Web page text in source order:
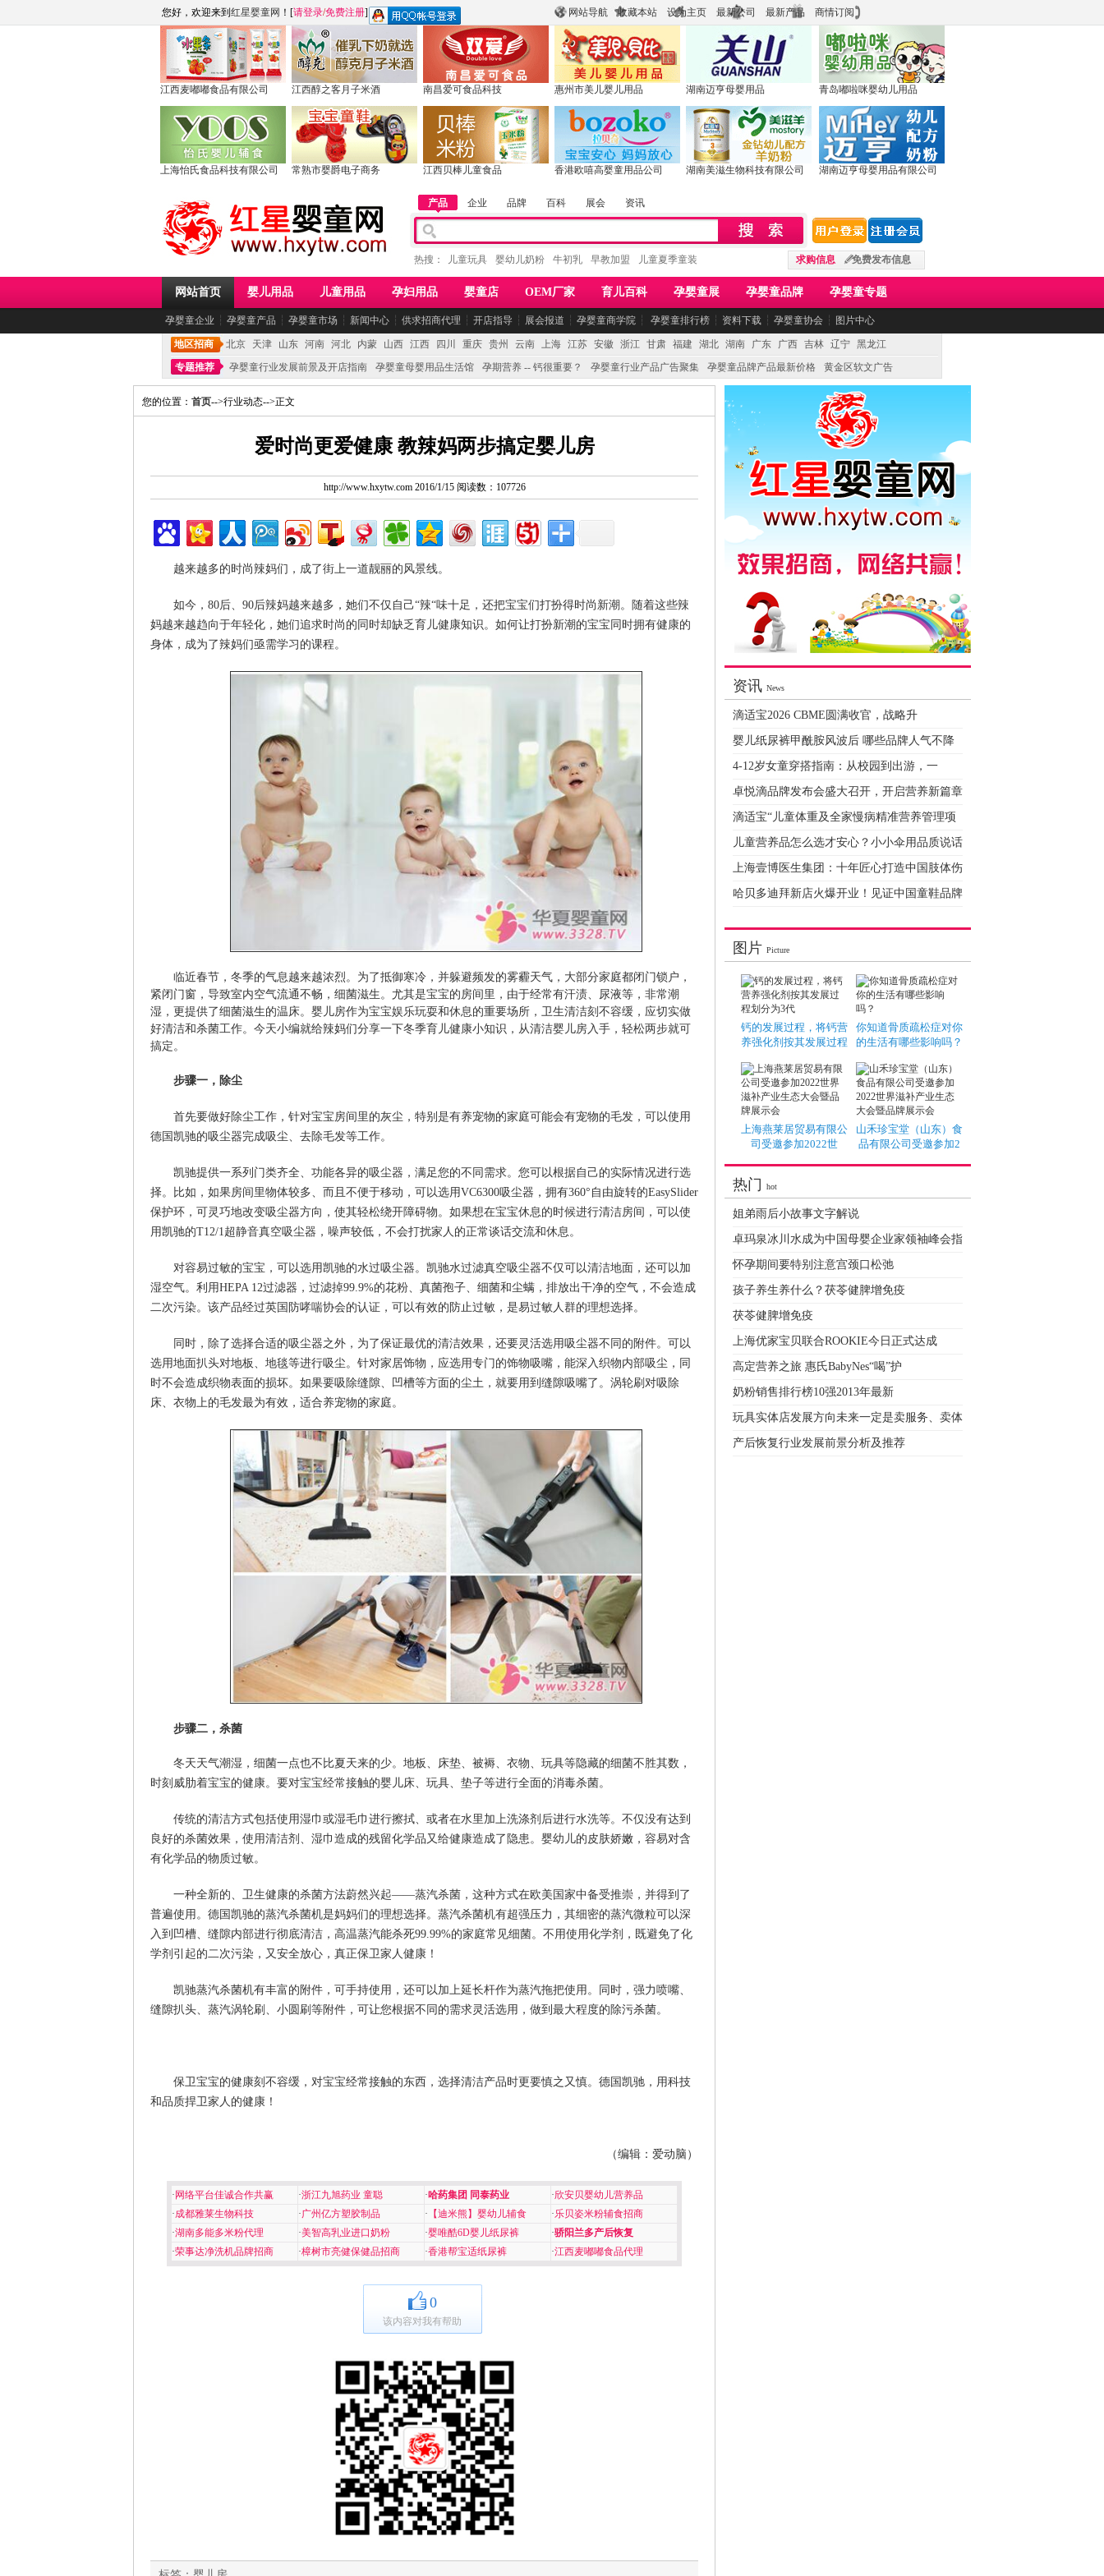
网站导航 收藏本站 设为主页 最新公司 最新产品 商情订阅
您好，欢迎来到 红星婴童网 ！[请登录/免费注册]
江西麦嘟嘟食品有限公司 江西醇之客月子米酒 南昌爱可食品科技 惠州市美儿婴儿用品 湖南迈亨母婴用品 青岛嘟啦咪婴幼儿用品
上海怡氏食品科技有限公司 常熟市婴爵电子商务 江西贝棒儿童食品 香港欧嘻高婴童用品公司 湖南美滋生物科技有限公司 湖南迈亨母婴用品有限公司
产品 企业 品牌 百科 展会 资讯
求购信息 免费发布信息
热搜： 儿童玩具 婴幼儿奶粉 牛初乳 早教加盟 儿童夏季童装
网站首页 婴儿用品 儿童用品 孕妇用品 婴童店 OEM厂家 育儿百科 孕婴童展 孕婴童品牌 孕婴童专题
孕婴童企业 ┆ 孕婴童产品 ┆ 孕婴童市场 ┆ 新闻中心 ┆ 供求招商代理 ┆ 开店指导 ┆ 展会报道 ┆ 孕婴童商学院 ┆ 孕婴童排行榜 ┆ 资料下载 ┆ 孕婴童协会 ┆ 图片中心
地区招商 北京 天津 山东 河南 河北 内蒙 山西 江西 四川 重庆 贵州 云南 上海 江苏 安徽 浙江 甘肃 福建 湖北 湖南 广东 广西 吉林 辽宁 黑龙江
专题推荐
孕婴童行业发展前景及开店指南 孕婴童母婴用品生活馆 孕期营养 -- 钙很重要？ 孕婴童行业产品广告聚集 孕婴童品牌产品最新价格 黄金区软文广告
您的位置： 首页-->行业动态-->正文
爱时尚更爱健康 教辣妈两步搞定婴儿房
http://www.hxytw.com 2016/1/15 阅读数：107726
越来越多的时尚辣妈们，成了街上一道靓丽的风景线。
如今，80后、90后辣妈越来越多，她们不仅自己“辣“味十足，还把宝宝们打扮得时尚新潮。随着这些辣
妈越来越趋向于年轻化，她们追求时尚的同时却缺乏育儿健康知识。如何让打扮新潮的宝宝同时拥有健康的
身体，成为了辣妈们亟需学习的课程。
临近春节，冬季的气息越来越浓烈。为了抵御寒冷，并躲避频发的雾霾天气，大部分家庭都闭门锁户，
紧闭门窗，导致室内空气流通不畅，细菌滋生。尤其是宝宝的房间里，由于经常有汗渍、尿液等，非常潮
湿，更提供了细菌滋生的温床。婴儿房作为宝宝娱乐玩耍和休息的重要场所，卫生清洁刻不容缓，应切实做
好清洁和杀菌工作。今天小编就给辣妈们分享一下冬季育儿健康小知识，从清洁婴儿房入手，轻松两步就可
搞定。
步骤一，除尘
首先要做好除尘工作，针对宝宝房间里的灰尘，特别是有养宠物的家庭可能会有宠物的毛发，可以使用
德国凯驰的吸尘器完成吸尘、去除毛发等工作。
凯驰提供一系列门类齐全、功能各异的吸尘器，满足您的不同需求。您可以根据自己的实际情况进行选
择。比如，如果房间里物体较多、而且不便于移动，可以选用VC6300吸尘器，拥有360°自由旋转的EasySlider
保护环，可灵巧地改变吸尘器方向，使其轻松绕开障碍物。如果想在宝宝休息的时候进行清洁房间，可以使
用凯驰的T12/1超静音真空吸尘器，噪声较低，不会打扰家人的正常谈话交流和休息。
对容易过敏的宝宝，可以选用凯驰的水过吸尘器。凯驰水过滤真空吸尘器不仅可以清洁地面，还可以加
湿空气。利用HEPA 12过滤器，过滤掉99.9%的花粉、真菌孢子、细菌和尘螨，排放出干净的空气，不会造成
二次污染。该产品经过英国防哮喘协会的认证，可以有效的防止过敏，是易过敏人群的理想选择。
同时，除了选择合适的吸尘器之外，为了保证最优的清洁效果，还要灵活选用吸尘器不同的附件。可以
选用地面扒头对地板、地毯等进行吸尘。针对家居饰物，应选用专门的饰物吸嘴，能深入织物内部吸尘，同
时不会造成织物表面的损坏。如果要吸除缝隙、凹槽等方面的尘土，就要用到缝隙吸嘴了。涡轮刷对吸除
床、衣物上的毛发最为有效，适合养宠物的家庭。
步骤二，杀菌
冬天天气潮湿，细菌一点也不比夏天来的少。地板、床垫、被褥、衣物、玩具等隐藏的细菌不胜其数，
时刻威肋着宝宝的健康。要对宝宝经常接触的婴儿床、玩具、垫子等进行全面的消毒杀菌。
传统的清洁方式包括使用湿巾或湿毛巾进行擦拭、或者在水里加上洗涤剂后进行水洗等。不仅没有达到
良好的杀菌效果，使用清洁剂、湿巾造成的残留化学品又给健康造成了隐患。婴幼儿的皮肤娇嫩，容易对含
有化学品的物质过敏。
一种全新的、卫生健康的杀菌方法蔚然兴起——蒸汽杀菌，这种方式在欧美国家中备受推崇，并得到了
普遍使用。德国凯驰的蒸汽杀菌机是妈妈们的理想选择。蒸汽杀菌机有超强压力，其细密的蒸汽微粒可以深
入到凹槽、缝隙内部进行彻底清洁，高温蒸汽能杀死99.99%的家庭常见细菌。不用使用化学剂，既避免了化
学剂引起的二次污染，又安全放心，真正保卫家人健康！
凯驰蒸汽杀菌机有丰富的附件，可手持使用，还可以加上延长杆作为蒸汽拖把使用。同时，强力喷嘴、
缝隙扒头、蒸汽涡轮刷、小圆刷等附件，可让您根据不同的需求灵活选用，做到最大程度的除污杀菌。
保卫宝宝的健康刻不容缓，对宝宝经常接触的东西，选择清洁产品时更要慎之又慎。德国凯驰，用科技
和品质捍卫家人的健康！
（编辑：爱动脑）
· 网络平台佳诚合作共赢 ·浙江九旭药业 童聪 ·哈药集团 同泰药业 ·欣安贝婴幼儿营养品
·成都雅莱生物科技 ·广州亿方塑胶制品 · 【迪米熊】婴幼儿辅食 ·乐贝姿米粉辅食招商
·湖南多能多米粉代理 ·美智高乳业进口奶粉 ·婴唯酷6D婴儿纸尿裤 ·骄阳兰多产后恢复
·荣事达净洗机品牌招商 ·樟树市亮健保健品招商 ·香港帮宝适纸尿裤 ·江西麦嘟嘟食品代理
0
该内容对我有帮助
资讯 News
滴适宝2026 CBME圆满收官，战略升
婴儿纸尿裤甲酰胺风波后 哪些品牌人气不降
4-12岁女童穿搭指南：从校园到出游，一
卓悦滴品牌发布会盛大召开，开启营养新篇章
滴适宝“儿童体重及全家慢病精准营养管理项
儿童营养品怎么选才安心？小小伞用品质说话
上海壹博医生集团：十年匠心打造中国肢体伤
哈贝多迪拜新店火爆开业！见证中国童鞋品牌
图片 Picture
钙的发展过程，将钙营
养强化剂按其发展过程
你知道骨质疏松症对你
的生活有哪些影响吗？
上海燕莱居贸易有限公
司受邀参加2022世
山禾珍宝堂（山东）食
品有限公司受邀参加2
热门 hot
姐弟雨后小故事文字解说
卓玛泉冰川水成为中国母婴企业家领袖峰会指
怀孕期间要特别注意宫颈口松弛
孩子养生养什么？茯苓健脾增免疫
茯苓健脾增免疫
上海优家宝贝联合ROOKIE今日正式达成
高定营养之旅 惠氏BabyNes“喝”护
奶粉销售排行榜10强2013年最新
玩具实体店发展方向未来一定是卖服务、卖体
产后恢复行业发展前景分析及推荐